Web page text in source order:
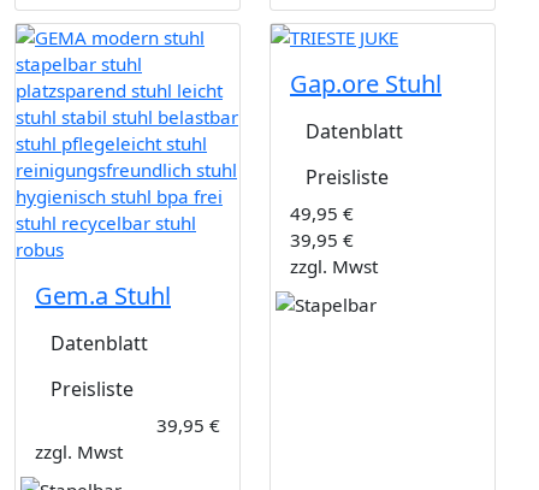
Gem.a Stuhl
Datenblatt
Preisliste
39,95 €
zzgl. Mwst
Gap.ore Stuhl
Datenblatt
Preisliste
49,95 €
39,95 €
zzgl. Mwst